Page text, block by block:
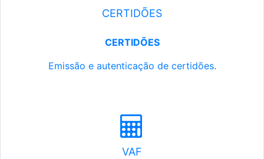
CERTIDÕES
CERTIDÕES
Emissão e autenticação de certidões.
VAF